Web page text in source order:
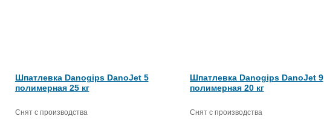
Шпатлевка Danogips DanoJet 5
полимерная 25 кг
Снят с производства
Шпатлевка Danogips DanoJet 9
полимерная 20 кг
Снят с производства